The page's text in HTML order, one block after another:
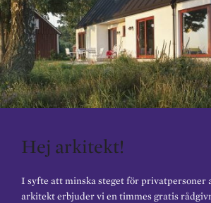
Hej arkitekt!
I syfte att minska steget för privatpersoner
arkitekt erbjuder vi en timmes gratis